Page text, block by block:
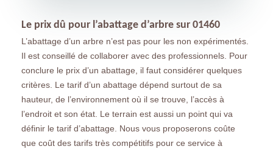
Le prix dû pour l’abattage d’arbre sur 01460
L’abattage d’un arbre n’est pas pour les non expérimentés.
Il est conseillé de collaborer avec des professionnels. Pour
conclure le prix d’un abattage, il faut considérer quelques
critères. Le tarif d’un abattage dépend surtout de sa
hauteur, de l’environnement où il se trouve, l’accès à
l’endroit et son état. Le terrain est aussi un point qui va
définir le tarif d’abattage. Nous vous proposerons coûte
que coût des tarifs très compétitifs pour ce service à